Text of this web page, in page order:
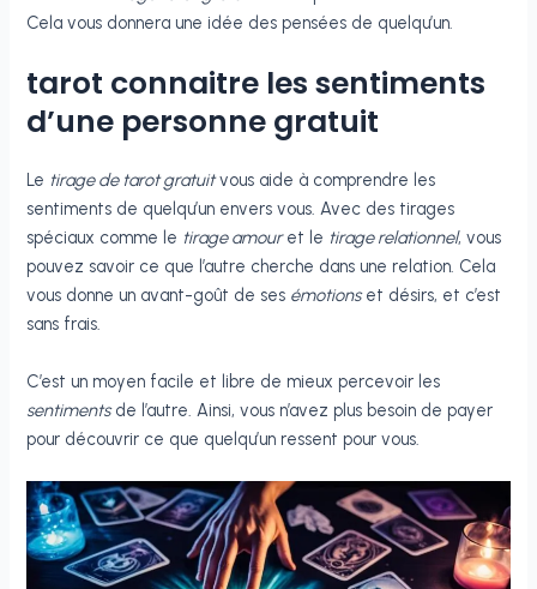
Cela vous donnera une idée des pensées de quelqu’un.
tarot connaitre les sentiments
d’une personne gratuit
Le tirage de tarot gratuitvous aide à comprendre les
sentiments de quelqu’un envers vous. Avec des tirages
spéciaux comme le tirage amouret le tirage relationnel, vous
pouvez savoir ce que l’autre cherche dans une relation. Cela
vous donne un avant-goût de ses émotionset désirs, et c’est
sans frais.
C’est un moyen facile et libre de mieux percevoir les
sentimentsde l’autre. Ainsi, vous n’avez plus besoin de payer
pour découvrir ce que quelqu’un ressent pour vous.